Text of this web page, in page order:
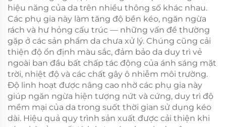
hiệu năng của da trên nhiều thông số khác nhau.
Các phụ gia này làm tăng độ bền kéo, ngăn ngừa
rách và hư hỏng cấu trúc — những vấn đề thường
gặp ở các sản phẩm da chưa xử lý. Chúng cũng cải
thiện độ ổn định màu sắc, đảm bảo da duy trì vẻ
ngoài ban đầu bất chấp tác động của ánh sáng mặt
trời, nhiệt độ và các chất gây ô nhiễm môi trường.
Độ linh hoạt được nâng cao nhờ các phụ gia này
giúp ngăn ngừa hiện tượng nứt và cứng, duy trì độ
mềm mại của da trong suốt thời gian sử dụng kéo
dài. Hiệu quả quy trình sản xuất được cải thiện khi